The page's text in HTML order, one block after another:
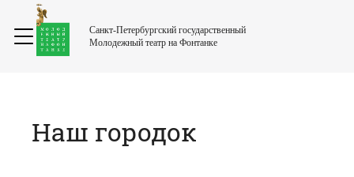
Санкт-Петербургский государственный
Молодежный театр на Фонтанке
Наш городок